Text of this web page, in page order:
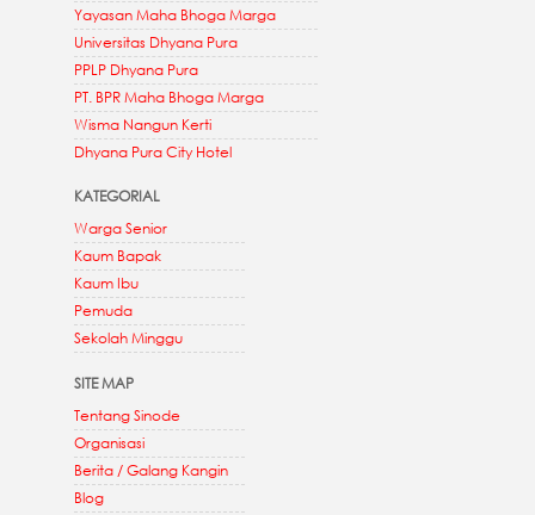
Yayasan Maha Bhoga Marga
Universitas Dhyana Pura
PPLP Dhyana Pura
PT. BPR Maha Bhoga Marga
Wisma Nangun Kerti
Dhyana Pura City Hotel
KATEGORIAL
Warga Senior
Kaum Bapak
Kaum Ibu
Pemuda
Sekolah Minggu
SITE MAP
Tentang Sinode
Organisasi
Berita / Galang Kangin
Blog